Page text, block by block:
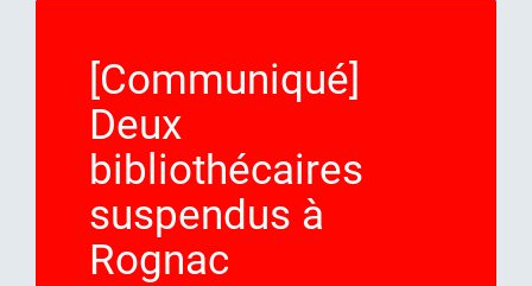
[Communiqué]
Deux
bibliothécaires
suspendus à
Rognac